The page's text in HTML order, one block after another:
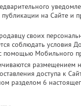
публикации на Сайте
своих
соблюдать условия
помощью Мобильного
доступа к
разделом 6